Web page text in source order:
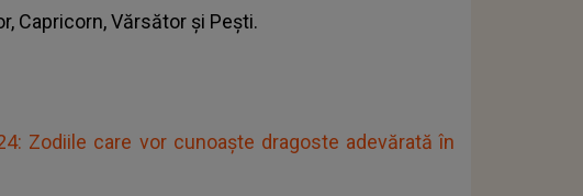
Capricorn, Vărsător și Pești.
Zodiile care vor cunoaște dragoste adevărată în